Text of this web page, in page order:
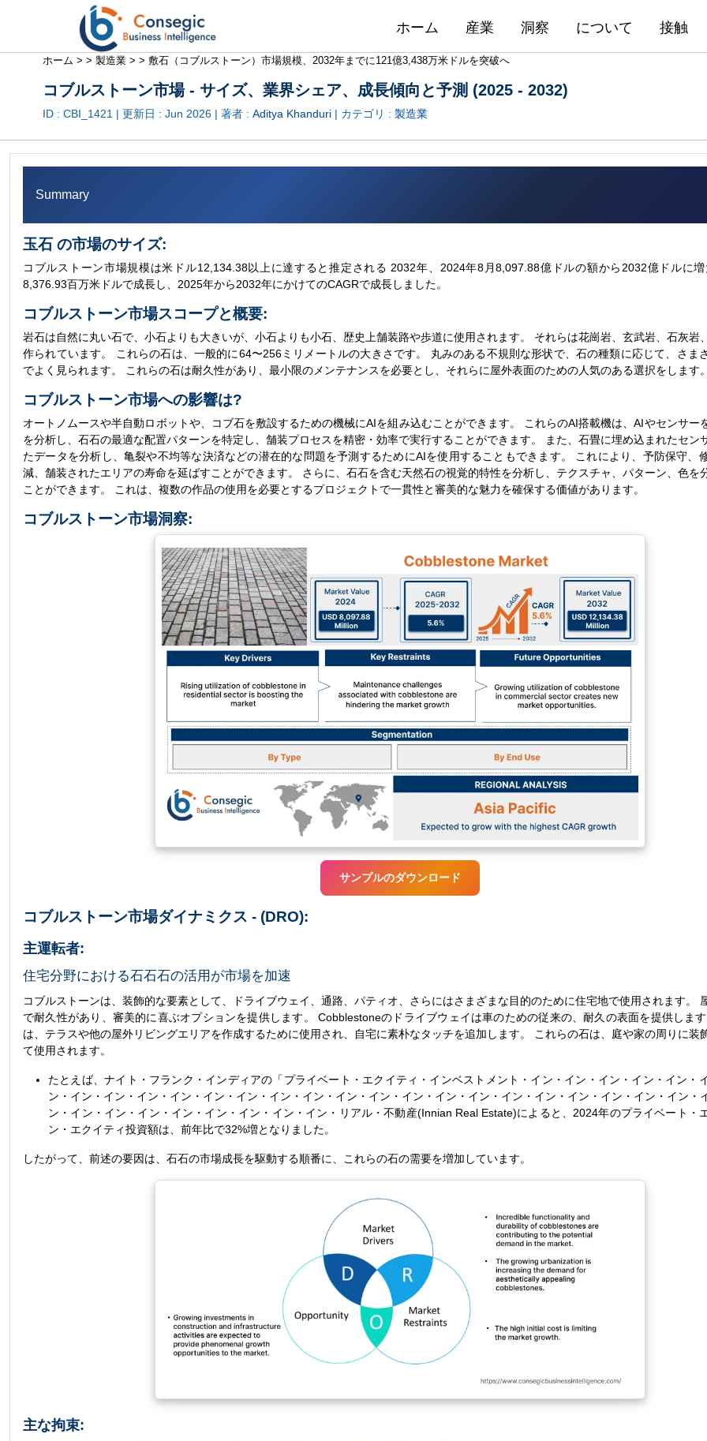
ホーム 産業 洞察 について 接触
ホーム > > 製造業 > > 敷石（コブルストーン）市場規模、2032年までに121億3,438万米ドルを突破へ
コブルストーン市場 - サイズ、業界シェア、成長傾向と予測 (2025 - 2032)
ID : CBI_1421 | 更新日 : Jun 2026| 著者 : Aditya Khanduri| カテゴリ : 製造業
Summary
玉石 の市場のサイズ:
コブルストーン市場規模は米ドル12,134.38以上に達すると推定される 2032年、2024年8月8,097.88億ドルの額から2032億ドルに
8,376.93百万米ドルで成長し、2025年から2032年にかけてのCAGRで成長しました。
コブルストーン市場スコープと概要:
岩石は自然に丸い石で、小石よりも大きいが、小石よりも小石、歴史上舗装路や歩道に使用されます。 それらは花崗岩、玄武岩、石灰岩
作られています。 これらの石は、一般的に64〜256ミリメートルの大きさです。 丸みのある不規則な形状で、石の種類に応じて、さま
でよく見られます。 これらの石は耐久性があり、最小限のメンテナンスを必要とし、それらに屋外表面のための人気のある選択をします。
コブルストーン市場への影響は?
オートノムースや半自動ロボットや、コブ石を敷設するための機械にAIを組み込むことができます。 これらのAI搭載機は、AIやセンサー
を分析し、石石の最適な配置パターンを特定し、舗装プロセスを精密・効率で実行することができます。 また、石畳に埋め込まれたセン
たデータを分析し、亀裂や不均等な決済などの潜在的な問題を予測するためにAIを使用することもできます。 これにより、予防保守、
減、舗装されたエリアの寿命を延ばすことができます。 さらに、石石を含む天然石の視覚的特性を分析し、テクスチャ、パターン、色を
ことができます。 これは、複数の作品の使用を必要とするプロジェクトで一貫性と審美的な魅力を確保する価値があります。
コブルストーン市場洞察:
サンプルのダウンロード
コブルストーン市場ダイナミクス - (DRO):
主運転者:
住宅分野における石石石の活用が市場を加速
コブルストーンは、装飾的な要素として、ドライブウェイ、通路、パティオ、さらにはさまざまな目的のために住宅地で使用されます。
で耐久性があり、審美的に喜ぶオプションを提供します。 Cobblestoneのドライブウェイは車のための従来の、耐久の表面を提供しま
は、テラスや他の屋外リビングエリアを作成するために使用され、自宅に素朴なタッチを追加します。 これらの石は、庭や家の周りに装
て使用されます。
たとえば、ナイト・フランク・インディアの「プライベート・エクイティ・インベストメント・イン・イン・イン・イン・イン・
ン・イン・イン・イン・イン・イン・イン・イン・イン・イン・イン・イン・イン・イン・イン・イン・イン・イン・イン・イン・
ン・イン・イン・イン・イン・イン・イン・イン・イン・リアル・不動産(Innian Real Estate)によると、2024年のプライベート・
ン・エクイティ投資額は、前年比で32%増となりました。
したがって、前述の要因は、石石の市場成長を駆動する順番に、これらの石の需要を増加しています。
主な拘束: